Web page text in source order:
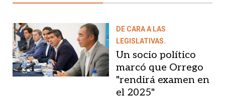
DE CARA A LAS
LEGISLATIVAS.
Un socio político
marcó que Orrego
"rendirá examen en
el 2025"